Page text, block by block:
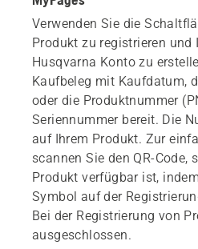
Verwenden Sie die
Produkt zu registrieren und
Husqvarna Konto zu
Kaufbeleg mit Kaufdatum,
oder die Produktnummer
Seriennummer bereit. Die
auf Ihrem Produkt. Zur
scannen Sie den QR-Code,
Produkt verfügbar ist,
Symbol auf der
Bei der Registrierung von
ausgeschlossen.